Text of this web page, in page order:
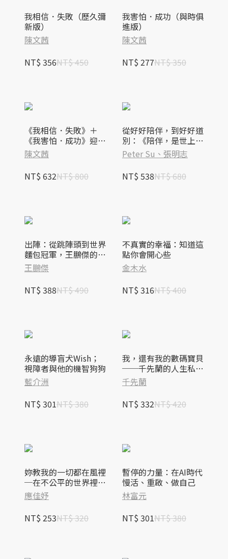
我相信．失敗（歷久彌
新版）
陳文茜
NT$ 356NT$ 450
我害怕．成功（與時俱
進版）
陳文茜
NT$ 277NT$ 350
《我相信．失敗》＋
《我害怕．成功》迎向
夢想套書
陳文茜
NT$ 632NT$ 800
從好好陪伴，到好好道
別：《陪伴，是世上最
奢侈的禮物》＋《隨時
放得下的功課》套書
Peter Su、張明志
NT$ 538NT$ 680
出陣：從跳陣頭到世界
麵包冠軍，王鵬傑的翻
轉之路
王鵬傑
NT$ 388NT$ 490
不真實的幸福：知道這
點你會開心些
金木水
NT$ 316NT$ 400
永遠的導盲犬Wish；
視障者與他的機智狗狗
藍介洲
NT$ 301NT$ 380
我，還有我的數碼寶貝
──千先蘭的人生私散
文
千先蘭
NT$ 332NT$ 420
妳教我的一切都在風裡
─在不公平的世界裡，
學會站穩自己。
應佳妤
NT$ 253NT$ 320
暫停的力量：在AI時代
慢活、重啟、做自己
林富元
NT$ 301NT$ 380